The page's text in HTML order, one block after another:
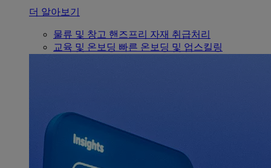
더 알아보기
물류 및 창고 핸즈프리 자재 취급처리
교육 및 온보딩 빠른 온보딩 및 업스킬링